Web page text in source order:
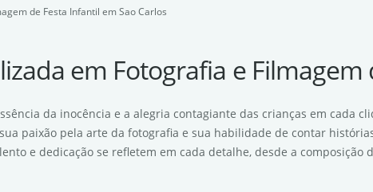
de Festa Infantil em Sao Carlos
em Fotografia e
da inocência e a alegria contagiante das crianças em cada
paixão pela arte da fotografia e sua habilidade de contar
e dedicação se refletem em cada detalhe, desde a